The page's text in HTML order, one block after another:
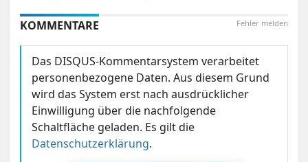
Fehler melden
KOMMENTARE
Das DISQUS-Kommentarsystem verarbeitet
personenbezogene Daten. Aus diesem Grund
wird das System erst nach ausdrücklicher
Einwilligung über die nachfolgende
Schaltfläche geladen. Es gilt die
Datenschutzerklärung.